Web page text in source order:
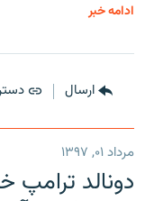
ادامه خبر
ارسال
مرداد ۰۱, ۱۳۹۷
دونالد